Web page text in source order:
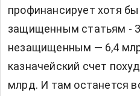
профинансирует хотя
защищенным статьям -
незащищенным — 6,4
казначейский счет
млрд. И там останется